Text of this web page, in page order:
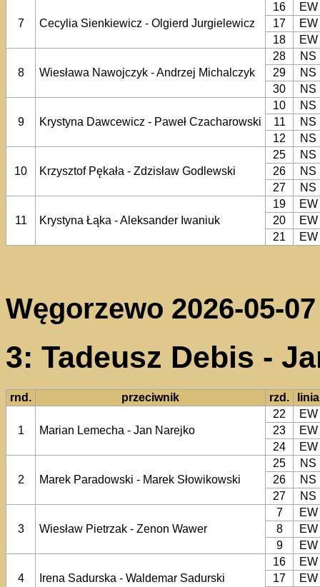
7 Cecylia Sienkiewicz - Olgierd Jurgielewicz
16
EW
17
EW
18
EW
8 Wiesława Nawojczyk - Andrzej Michalczyk
28
NS
29
NS
30
NS
9 Krystyna Dawcewicz - Paweł Czacharowski
10
NS
11
NS
12
NS
10 Krzysztof Pękała - Zdzisław Godlewski
25
NS
26
NS
27
NS
11 Krystyna Łąka - Aleksander Iwaniuk
19
EW
20
EW
21
EW
Węgorzewo 2026-05-07
3: Tadeusz Debis -
rnd. przeciwnik rzd. linia
1 Marian Lemecha - Jan Narejko
22
EW
23
EW
24
EW
2 Marek Paradowski - Marek Słowikowski
25
NS
26
NS
27
NS
3 Wiesław Pietrzak - Zenon Wawer
7
EW
8
EW
9
EW
4 Irena Sadurska - Waldemar Sadurski
16
EW
17
EW